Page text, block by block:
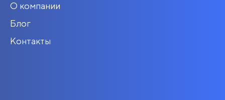
О компании
Блог
Контакты